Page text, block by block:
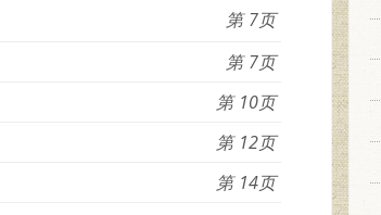
7
7
10
12
14